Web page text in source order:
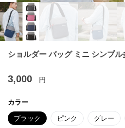
ショルダー バッグ ミニ シンプ
3,000 円
カラー
ブラック ピンク グレー